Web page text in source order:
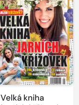
Velká kniha